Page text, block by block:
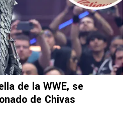
de la WWE, se
de Chivas